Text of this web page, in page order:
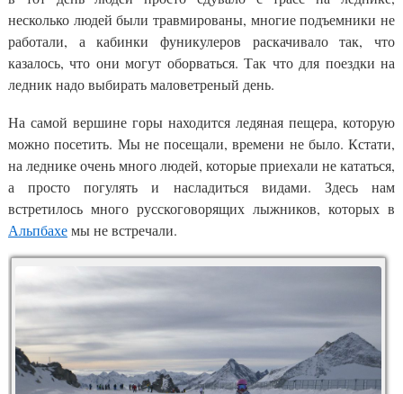
несколько людей были травмированы, многие подъемники не
работали, а кабинки фуникулеров раскачивало так, что
казалось, что они могут оборваться. Так что для поездки на
ледник надо выбирать маловетреный день.
На самой вершине горы находится ледяная пещера, которую
можно посетить. Мы не посещали, времени не было. Кстати,
на леднике очень много людей, которые приехали не кататься,
а просто погулять и насладиться видами. Здесь нам
встретилось много русскоговорящих лыжников, которых в
Альпбахемы не встречали.